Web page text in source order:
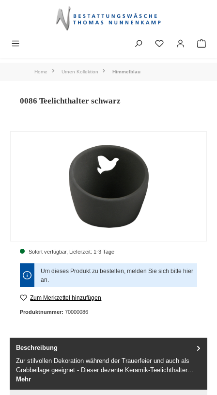
Home Urnen Kollektion Himmelblau
0086 Teelichthalter schwarz
Sofort verfügbar, Lieferzeit: 1-3 Tage
Um dieses Produkt zu bestellen, melden Sie sich bittehier
an.
Zum Merkzettel hinzufügen
Produktnummer: 70000086
Beschreibung
Zur stilvollen Dekoration während der Trauerfeier und auch als
Grabbeilage geeignet - Dieser dezente Keramik-Teelichthalter…
Mehr